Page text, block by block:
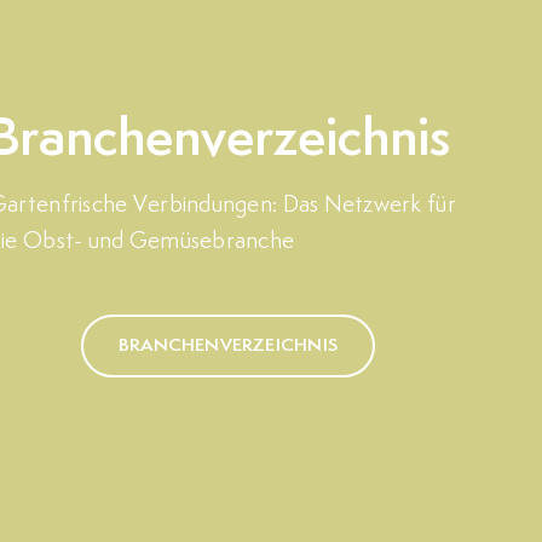
Verbindungen: Das Netzwerk für
Obst- und Gemüsebranche
BRANCHENVERZEICHNIS